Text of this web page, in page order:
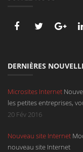
DERNIÈRES
Microsites Internet
les petites entreprises,
d'une page déroulante
.be, en .com, en .net ou
20 Fév 2016
Nouveau site Internet
nouveau site Internet